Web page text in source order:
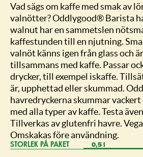
Vad sägs om kaffe med smak av
valnötter? Oddlygood® Barista
walnut har en sammetslen
kaffestunden till en njutning.
valnöt känns igen från glass och
tillsammans med kaffe. Passar
drycker, till exempel iskaffe.
är, upphettad eller skummad.
havredryckerna skummar
med alla typer av kaffe. Testa
Tillverkas av glutenfri havre.
Omskakas före användning.
STORLEK PÅ PAKET 0,5 l